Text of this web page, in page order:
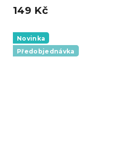
149 Kč
Novinka
Předobjednávka